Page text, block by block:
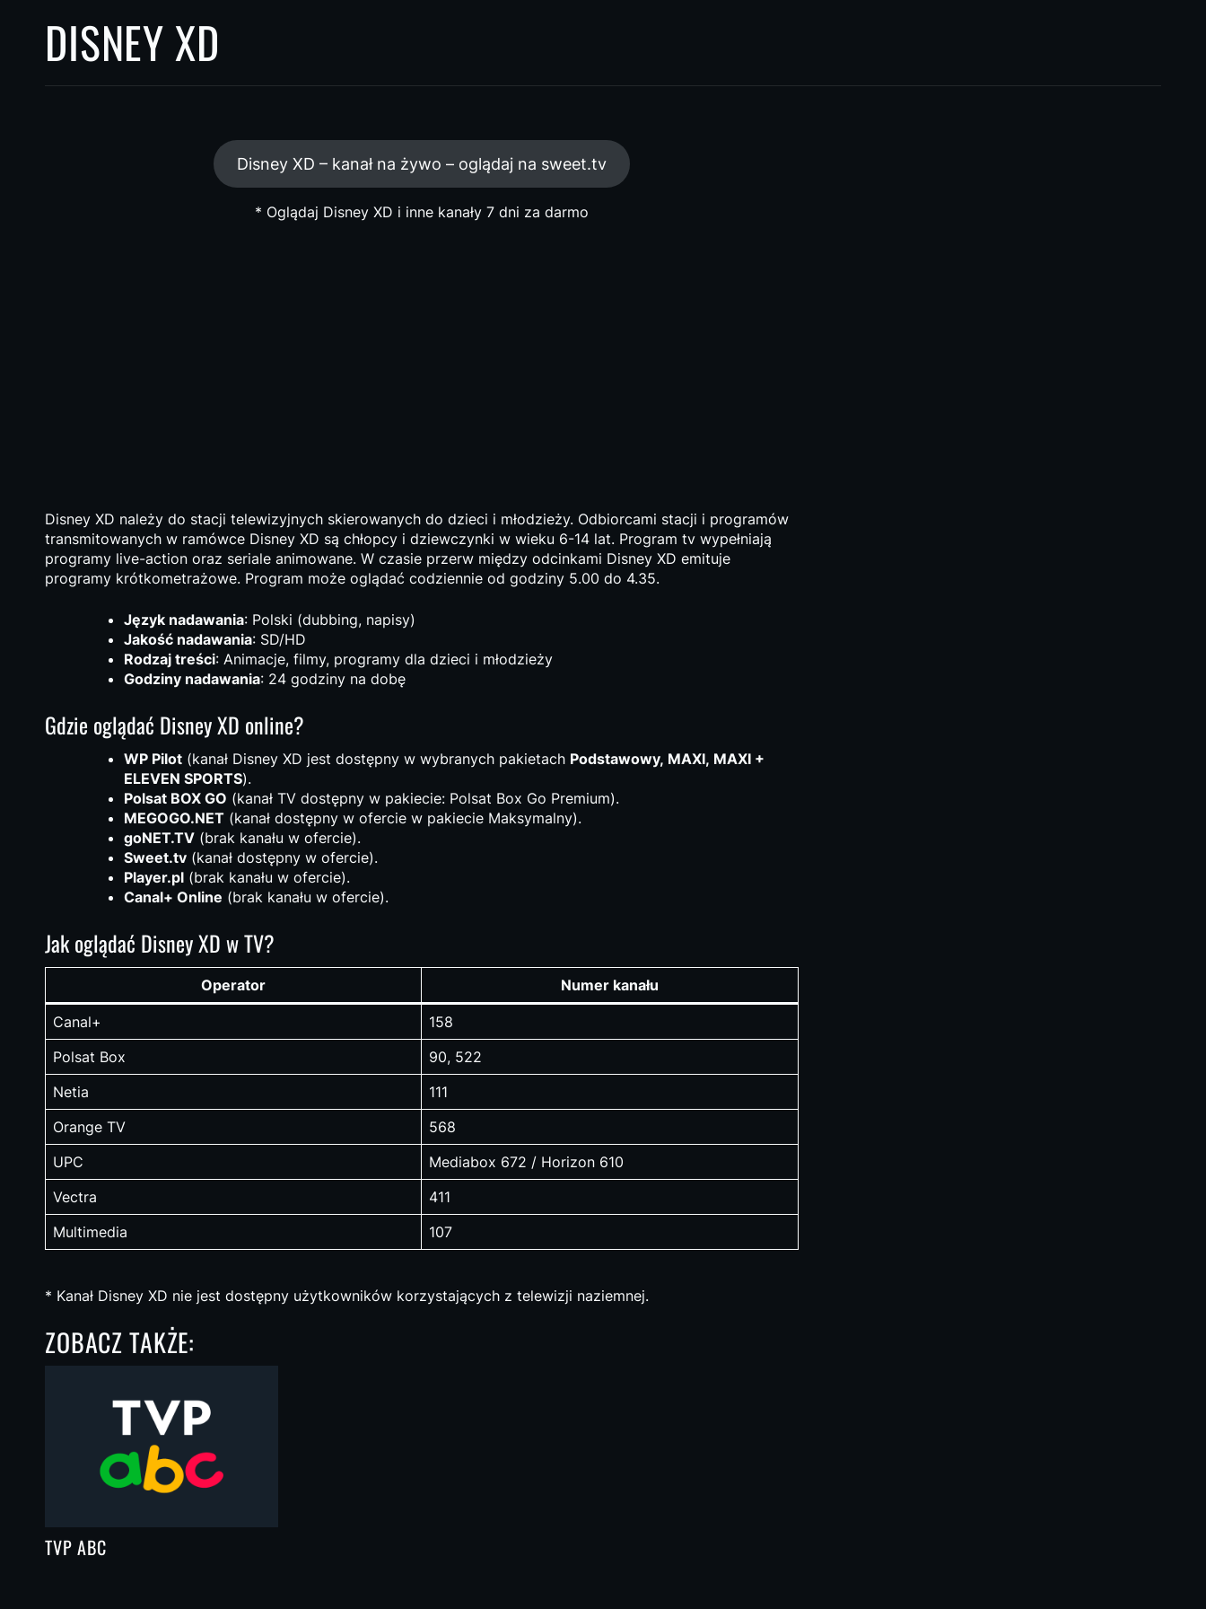
DISNEY XD
Disney XD – kanał na żywo – oglądaj na sweet.tv
* Oglądaj Disney XD i inne kanały 7 dni za darmo
Disney XD należy do stacji telewizyjnych skierowanych do dzieci i młodzieży. Odbiorcami stacji i programów
transmitowanych w ramówce Disney XD są chłopcy i dziewczynki w wieku 6-14 lat. Program tv wypełniają
programy live-action oraz seriale animowane. W czasie przerw między odcinkami Disney XD emituje
programy krótkometrażowe. Program może oglądać codziennie od godziny 5.00 do 4.35.
Język nadawania: Polski (dubbing, napisy)
Jakość nadawania: SD/HD
Rodzaj treści: Animacje, filmy, programy dla dzieci i młodzieży
Godziny nadawania: 24 godziny na dobę
Gdzie oglądać Disney XD online?
WP Pilot (kanał Disney XD jest dostępny w wybranych pakietach Podstawowy, MAXI, MAXI +
ELEVEN SPORTS).
Polsat BOX GO (kanał TV dostępny w pakiecie: Polsat Box Go Premium).
MEGOGO.NET (kanał dostępny w ofercie w pakiecie Maksymalny).
goNET.TV (brak kanału w ofercie).
Sweet.tv (kanał dostępny w ofercie).
Player.pl (brak kanału w ofercie).
Canal+ Online (brak kanału w ofercie).
Jak oglądać Disney XD w TV?
Operator Numer kanału
Canal+
158
Polsat Box
90, 522
Netia
111
Orange TV
568
UPC
Mediabox 672 / Horizon 610
Vectra
411
Multimedia
107
* Kanał Disney XD nie jest dostępny użytkowników korzystających z telewizji naziemnej.
ZOBACZ TAKŻE:
TVP ABC